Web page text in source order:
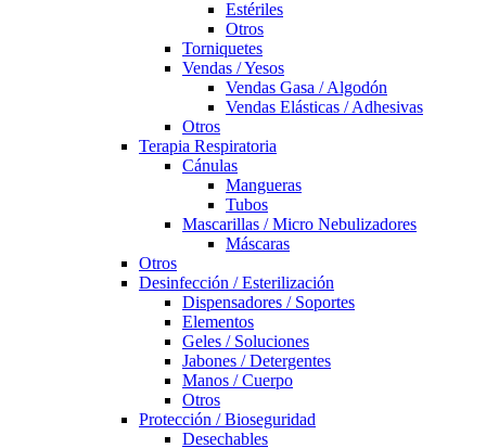
Estériles
Otros
Torniquetes
Vendas / Yesos
Vendas Gasa / Algodón
Vendas Elásticas / Adhesivas
Otros
Terapia Respiratoria
Cánulas
Mangueras
Tubos
Mascarillas / Micro Nebulizadores
Máscaras
Otros
Desinfección / Esterilización
Dispensadores / Soportes
Elementos
Geles / Soluciones
Jabones / Detergentes
Manos / Cuerpo
Otros
Protección / Bioseguridad
Desechables